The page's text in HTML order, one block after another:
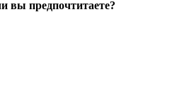
вы предпочтитаете?